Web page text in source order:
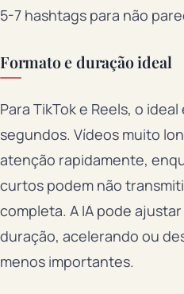
5-7 hashtags para não
Formato e duração ideal
Para TikTok e Reels, o
segundos. Vídeos muito
atenção rapidamente,
curtos podem não
completa. A IA pode
duração, acelerando ou
menos importantes.